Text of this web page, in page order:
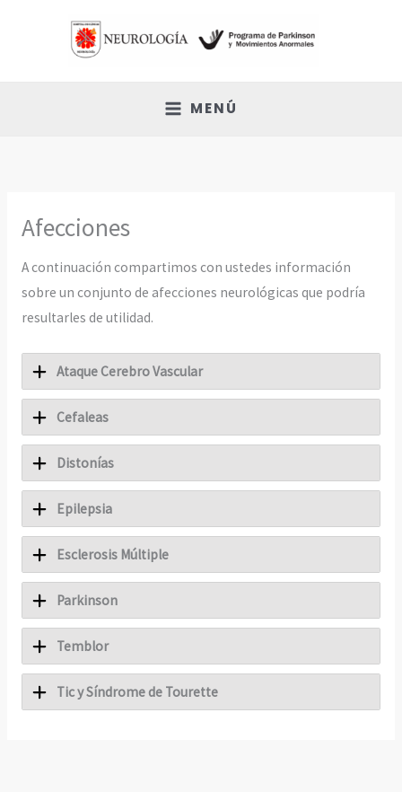
MENÚ
Afecciones
A continuación compartimos con ustedes información
sobre un conjunto de afecciones neurológicas que podría
resultarles de utilidad.
Ataque Cerebro Vascular
Cefaleas
Distonías
Epilepsia
Esclerosis Múltiple
Parkinson
Temblor
Tic y Síndrome de Tourette